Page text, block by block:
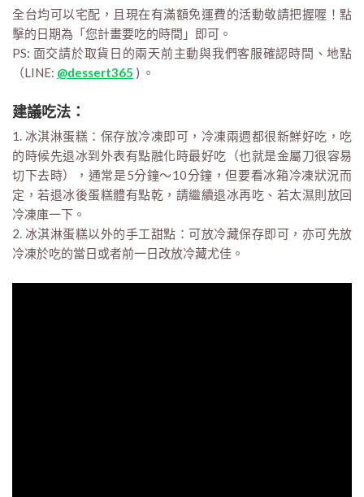
全台均可以宅配，且現在有滿額免運費的活動敬請把握喔！點
擊的日期為「您計畫要吃的時間」即可。
PS: 面交請於取貨日的兩天前主動與我們客服確認時間、地點
（LINE: @dessert365 ) 。
建議吃法：
1. 冰淇淋蛋糕：保存放冷凍即可，冷凍兩週都很新鮮好吃，吃
的時候先退冰到外表有點融化時最好吃（也就是金屬刀很容易
切下去時），通常是5分鐘～10分鐘，但要看冰箱冷凍狀況而
定，若退冰後蛋糕體有點乾，請繼續退冰再吃、若太濕則放回
冷凍庫一下。
2. 冰淇淋蛋糕以外的手工甜點：可放冷藏保存即可，亦可先放
冷凍於吃的當日或者前一日改放冷藏尤佳。